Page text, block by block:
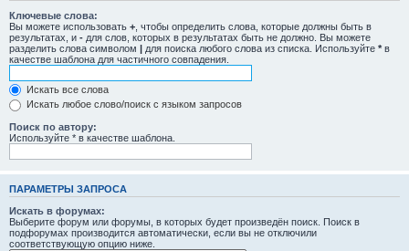
Ключевые слова:
Вы можете использовать + , чтобы определить слова, которые должны быть в
результатах, и - для слов, которых в результатах быть не должно. Вы можете
разделить слова символом | для поиска любого слова из списка. Используйте * в
качестве шаблона для частичного совпадения.
Искать все слова
Искать любое слово/поиск с языком запросов
Поиск по автору:
Используйте * в качестве шаблона.
ПАРАМЕТРЫ ЗАПРОСА
Искать в форумах:
Выберите форум или форумы, в которых будет произведён поиск. Поиск в
подфорумах производится автоматически, если вы не отключили
соответствующую опцию ниже.